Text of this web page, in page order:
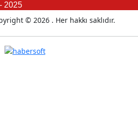
2025
© 2026 . Her hakkı saklıdır.